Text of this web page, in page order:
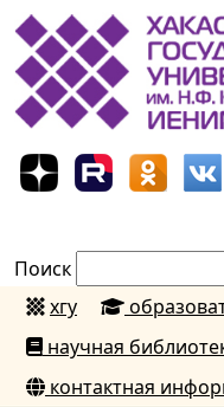
Поиск
хгу
научная
контактная